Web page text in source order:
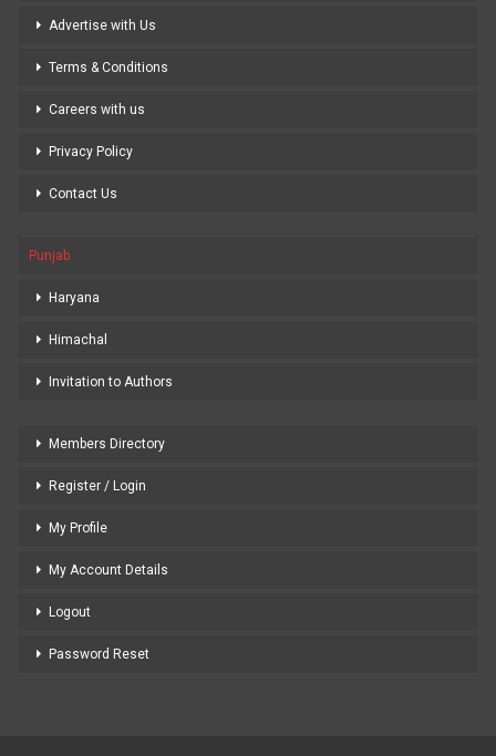
Advertise with Us
Terms & Conditions
Careers with us
Privacy Policy
Contact Us
Punjab
Haryana
Himachal
Invitation to Authors
Members Directory
Register / Login
My Profile
My Account Details
Logout
Password Reset